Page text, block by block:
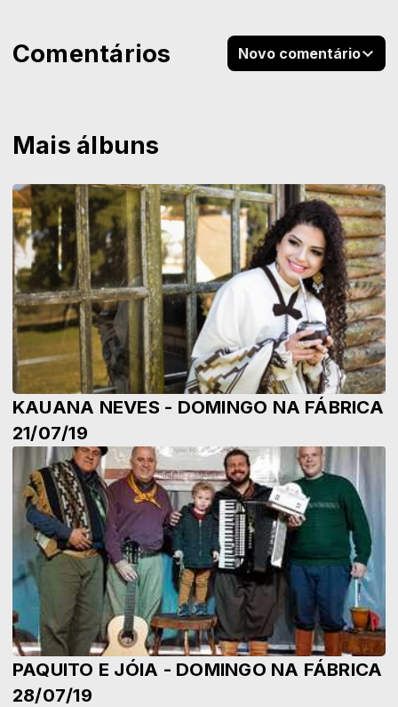
Mais álbuns
KAUANA NEVES - DOMINGO NA FÁBRICA
21/07/19
PAQUITO E JÓIA - DOMINGO NA FÁBRICA
28/07/19
Comentários Novo comentário